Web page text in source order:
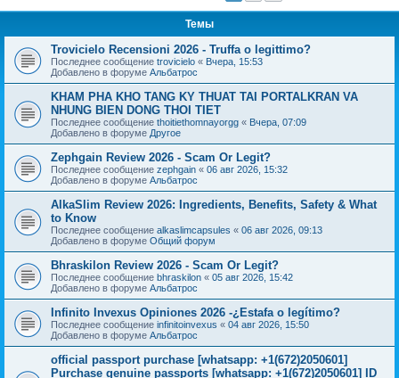
Темы
Trovicielo Recensioni 2026 - Truffa o legittimo?
Последнее сообщение trovicielo « Вчера, 15:53
Добавлено в форуме Альбатрос
KHAM PHA KHO TANG KY THUAT TAI PORTALKRAN VA
NHUNG BIEN DONG THOI TIET
Последнее сообщение thoitiethomnayorgg « Вчера, 07:09
Добавлено в форуме Другое
Zephgain Review 2026 - Scam Or Legit?
Последнее сообщение zephgain « 06 авг 2026, 15:32
Добавлено в форуме Альбатрос
AlkaSlim Review 2026: Ingredients, Benefits, Safety & What
to Know
Последнее сообщение alkaslimcapsules « 06 авг 2026, 09:13
Добавлено в форуме Общий форум
Bhraskilon Review 2026 - Scam Or Legit?
Последнее сообщение bhraskilon « 05 авг 2026, 15:42
Добавлено в форуме Альбатрос
Infinito Invexus Opiniones 2026 -¿Estafa o legítimo?
Последнее сообщение infinitoinvexus « 04 авг 2026, 15:50
Добавлено в форуме Альбатрос
official passport purchase [whatsapp: +1(672)2050601]
Purchase genuine passports [whatsapp: +1(672)2050601] ID